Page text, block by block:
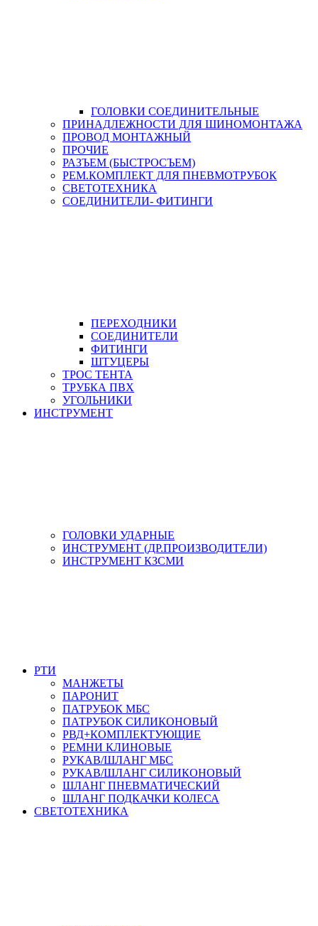
ГОЛОВКИ СОЕДИНИТЕЛЬНЫЕ
ПРИНАДЛЕЖНОСТИ ДЛЯ ШИНОМОНТАЖА
ПРОВОД МОНТАЖНЫЙ
ПРОЧИЕ
РАЗЪЕМ (БЫСТРОСЪЕМ)
РЕМ.КОМПЛЕКТ ДЛЯ ПНЕВМОТРУБОК
СВЕТОТЕХНИКА
СОЕДИНИТЕЛИ- ФИТИНГИ
ПЕРЕХОДНИКИ
СОЕДИНИТЕЛИ
ФИТИНГИ
ШТУЦЕРЫ
ТРОС ТЕНТА
ТРУБКА ПВХ
УГОЛЬНИКИ
ИНСТРУМЕНТ
ГОЛОВКИ УДАРНЫЕ
ИНСТРУМЕНТ (ДР.ПРОИЗВОДИТЕЛИ)
ИНСТРУМЕНТ КЗСМИ
РТИ
МАНЖЕТЫ
ПАРОНИТ
ПАТРУБОК МБС
ПАТРУБОК СИЛИКОНОВЫЙ
РВД+КОМПЛЕКТУЮЩИЕ
РЕМНИ КЛИНОВЫЕ
РУКАВ/ШЛАНГ МБС
РУКАВ/ШЛАНГ СИЛИКОНОВЫЙ
ШЛАНГ ПНЕВМАТИЧЕСКИЙ
ШЛАНГ ПОДКАЧКИ КОЛЕСА
СВЕТОТЕХНИКА